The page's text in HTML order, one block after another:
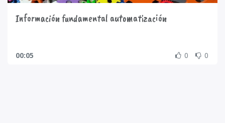
Información fundamental automatización
00:05 0 0